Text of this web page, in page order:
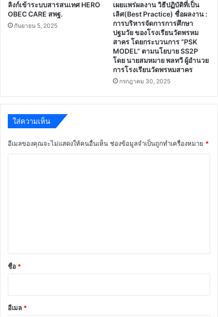
ลิงก์เข้าระบบสารสนเทศ HERO
OBEC CARE สพฐ.
กันยายน 5, 2025
เผยแพร่ผลงาน วิธีปฏิบัติที่เป็น
เลิศ(Best Practice) ชื่อผลงาน :
การบริหารจัดการการศึกษา
ปฐมวัย ของโรงเรียนวัดพรหม
สาคร โดยกระบวนการ “PSK
MODEL” ตามนโยบาย SS2P
โดย นายสมหมาย พลทวี ผู้อำนวย
การโรงเรียนวัดพรหมสาคร
กรกฎาคม 30, 2025
ใส่ความเห็น
อีเมลของคุณจะไม่แสดงให้คนอื่นเห็น ช่องข้อมูลจำเป็นถูกทำเครื่องหมาย *
*
ชื่อ *
อีเมล *